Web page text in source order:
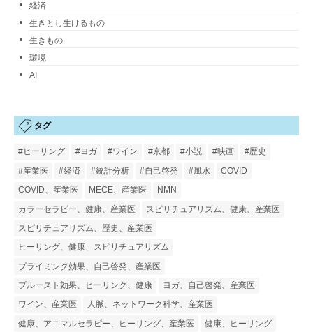
経済
生きとし生けるもの
生きもの
環境
AI
タグ
#ヒーリング #ヨガ #ワイン #京都 #小説 #映画
#歴史
#産業医
#経済 #統計分析 #自己啓発 #風水
COVID
COVID、産業医
MECE、産業医
NMN
カラーセラピー、健康、産業医
スピリチュアリズム、健康、産業医
スピリチュアリズム、歴史、産業医
ヒーリング、健康、スピリチュアリズム
プライミング効果、自己啓発、産業医
プルースト効果、ヒーリング、健康
ヨガ、自己啓発、産業医
ワイン、産業医
人脈、ネットワーク科学、産業医
健康、アニマルセラピー、ヒーリング、産業医
健康、ヒーリング